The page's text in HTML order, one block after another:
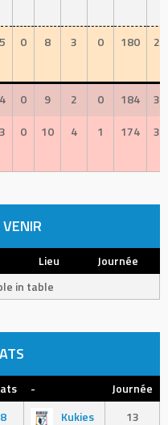
5 0 8 3 0 180
4 0 9 2 0 184
3 0 10 4 1 174
Lieu
Journée
in table
-
Journée
Kukies 13